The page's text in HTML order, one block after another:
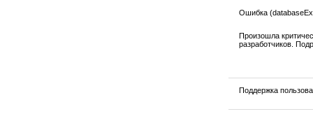
Ошибка
Произошла
разработчиков.
Поддержка